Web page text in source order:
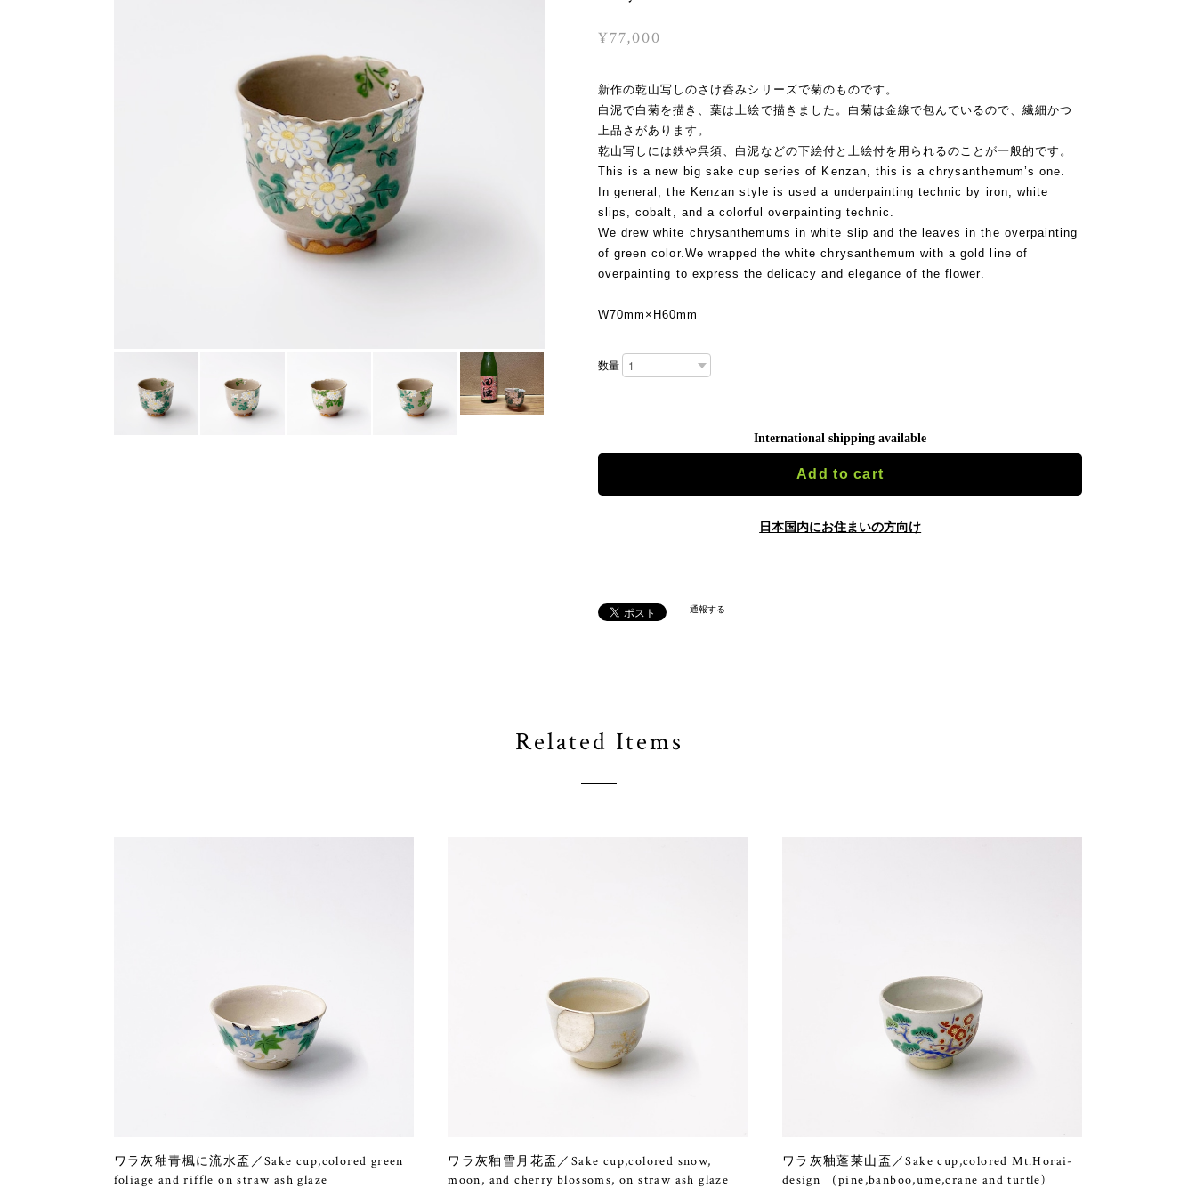
¥77,000
新作の乾山写しのさけ呑みシリーズで菊のものです。
白泥で白菊を描き、葉は上絵で描きました。白菊は金線で包んでいるので、繊細かつ
上品さがあります。
乾山写しには鉄や呉須、白泥などの下絵付と上絵付を用られるのことが一般的です。
This is a new big sake cup series of Kenzan, this is a chrysanthemum’s one.
In general, the Kenzan style is used a underpainting technic by iron, white
slips, cobalt, and a colorful overpainting technic.
We drew white chrysanthemums in white slip and the leaves in the overpainting
of green color.We wrapped the white chrysanthemum with a gold line of
overpainting to express the delicacy and elegance of the flower.
W70mm×H60mm
数量
International shipping available
Add to cart
日本国内にお住まいの方向け
通報する
Related Items
ワラ灰釉青楓に流水盃／Sake cup,colored green
foliage and riffle on straw ash glaze
ワラ灰釉雪月花盃／Sake cup,colored snow,
moon, and cherry blossoms, on straw ash glaze
ワラ灰釉蓬莱山盃／Sake cup,colored Mt.Horai-
design （pine,banboo,ume,crane and turtle)